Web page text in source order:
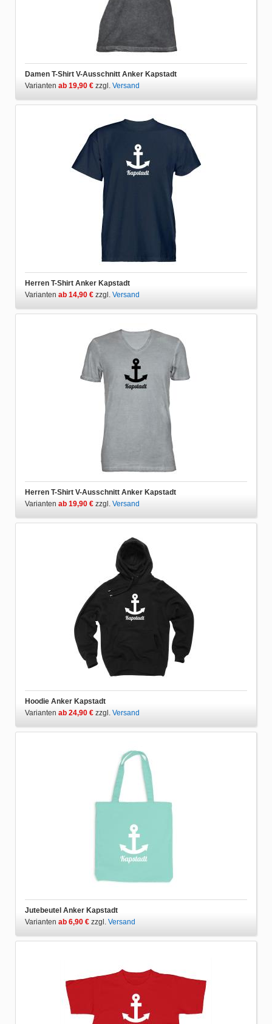
Damen T-Shirt V-Ausschnitt Anker Kapstadt
Varianten ab 19,90 € zzgl. Versand
Herren T-Shirt Anker Kapstadt
Varianten ab 14,90 € zzgl. Versand
Herren T-Shirt V-Ausschnitt Anker Kapstadt
Varianten ab 19,90 € zzgl. Versand
Hoodie Anker Kapstadt
Varianten ab 24,90 € zzgl. Versand
Jutebeutel Anker Kapstadt
Varianten ab 6,90 € zzgl. Versand